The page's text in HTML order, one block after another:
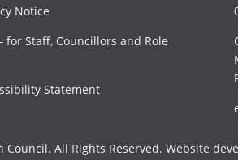
Notice
for Staff, Councillors and Role
Statement
All Rights Reserved. Website